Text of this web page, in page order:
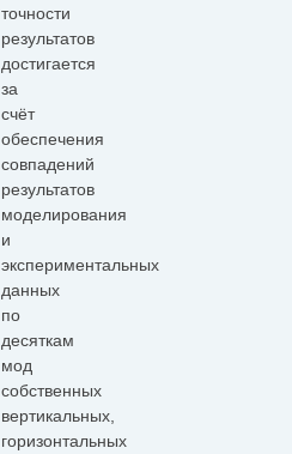
точности
результатов
достигается
за
счёт
обеспечения
совпадений
результатов
моделирования
и
экспериментальных
данных
по
десяткам
мод
собственных
вертикальных,
горизонтальных